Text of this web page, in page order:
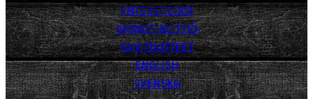
YHTEYSTIEDOT
AMMATTIKEITTIÖ
FANITUOTTEET
ENGLISH
SVENSKA